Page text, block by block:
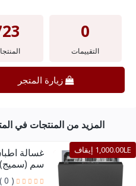
0
التقييمات
المزيد من المنتجات في
1,000.00LE إيقاف
سم (سميج)
( 0 )